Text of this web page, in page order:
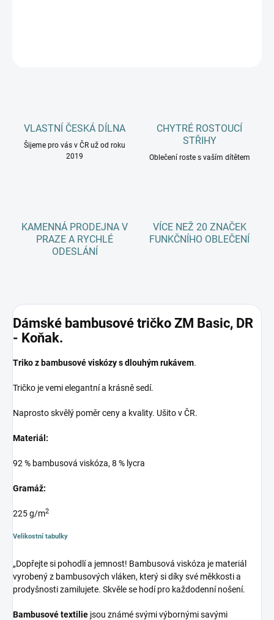
VLASTNÍ ČESKÁ DÍLNA
Šijeme pro vás v ČR už od roku
2019
CHYTRÉ ROSTOUCÍ
STŘIHY
Oblečení roste s vaším dítětem
KAMENNÁ PRODEJNA V
PRAZE A RYCHLÉ
ODESLÁNÍ
VÍCE NEŽ 20 ZNAČEK
FUNKČNÍHO OBLEČENÍ
Dámské bambusové tričko ZM Basic, DR
- Koňak.
Triko z bambusové viskózy s dlouhým rukávem.
Tričko je vemi elegantní a krásně sedí.
Naprosto skvělý poměr ceny a kvality. Ušito v ČR.
Materiál:
92 % bambusová viskóza, 8 % lycra
Gramáž:
225 g/m2
Velikostní tabulky
„Dopřejte si pohodlí a jemnost! Bambusová viskóza je materiál
vyrobený z bambusových vláken, který si díky své měkkosti a
prodyšnosti zamilujete. Skvěle se hodí pro každodenní nošení.
Bambusové textilie jsou známé svými výbornými savými